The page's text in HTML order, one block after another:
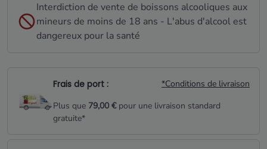
Interdiction de vente de boissons alcooliques aux
mineurs de moins de 18 ans - L'abus d'alcool est
dangereux pour la santé
Frais de port :
*Conditions de livraison
Plus que 79,00 €pour une livraison standard
gratuite*